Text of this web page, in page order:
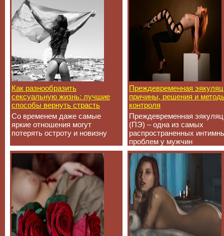
Как разнообразить
сексуальную жизнь: лучшие
способы вернуть страсть
Со временем даже самые
яркие отношения могут
потерять остроту и новизну
Преждевременная
причины, решения и
контроля
Преждевременная
(ПЭ) – одна из самых
распространенных
проблем у мужчин